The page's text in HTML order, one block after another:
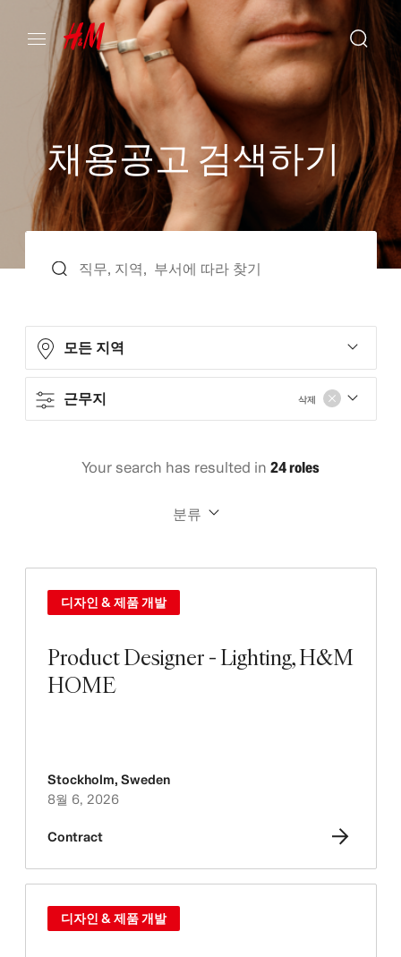
채용공고 검색하기
모든 지역
근무지 삭제
Your search has resulted in 24 roles
분류
Product Designer - Lighting, H&M
HOME
디자인 & 제품 개발
Stockholm, Sweden
8월 6, 2026
Contract
디자인 & 제품 개발